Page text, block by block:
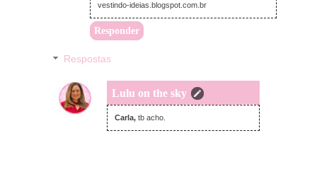
vestindo-ideias.blogspot.com.br
Responder
Respostas
Lulu on the sky
segunda-feira, fevereiro 18, 2013
Carla, tb acho.